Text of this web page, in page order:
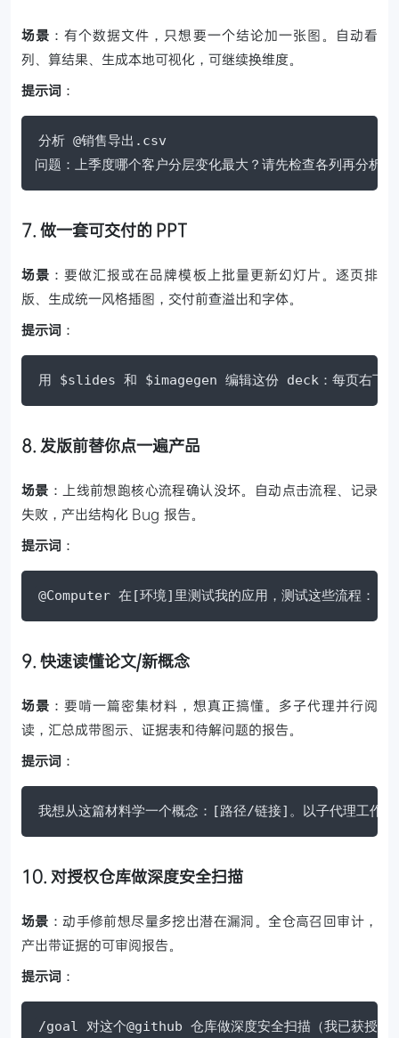
场景 ：有个数据文件，只想要一个结论加一张图。自动看
列、算结果、生成本地可视化，可继续换维度。
提示词 ：
分析 @销售导出.csv
问题：上季度哪个客户分层变化最大？请先检查各列再分析
7. 做一套可交付的 PPT
场景 ：要做汇报或在品牌模板上批量更新幻灯片。逐页排
版、生成统一风格插图，交付前查溢出和字体。
提示词 ：
用 $slides 和 $imagegen 编辑这份 deck：每页右下角
8. 发版前替你点一遍产品
场景 ：上线前想跑核心流程确认没坏。自动点击流程、记录
失败，产出结构化 Bug 报告。
提示词 ：
@Computer 在[环境]里测试我的应用，测试这些流程
9. 快速读懂论文/新概念
场景 ：要啃一篇密集材料，想真正搞懂。多子代理并行阅
读，汇总成带图示、证据表和待解问题的报告。
提示词 ：
我想从这篇材料学一个概念：[路径/链接]。以子代理工作
10. 对授权仓库做深度安全扫描
场景 ：动手修前想尽量多挖出潜在漏洞。全仓高召回审计，
产出带证据的可审阅报告。
提示词 ：
/goal 对这个@github 仓库做深度安全扫描（我已获授